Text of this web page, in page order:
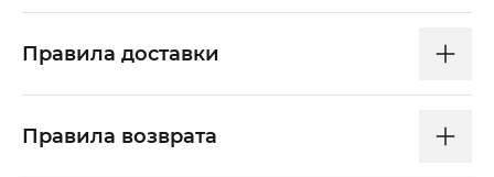
Правила доставки
Правила возврата